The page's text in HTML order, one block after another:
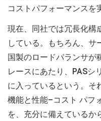
コストパフォーマンスを
現在、同社では冗長化構
している。もちろん、サ
国製のロードバランサが
レースにあたり、PASシ
に入っているという。そ
機能と性能–コスト パフ
を、充分に備えているか